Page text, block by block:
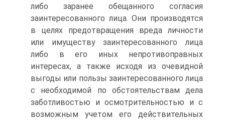
либо заранее обещанного согласия
заинтересованного лица. Они производятся
в целях предотвращения вреда личности
или имуществу заинтересованного лица
либо в его иных непротивоправных
интересах, а также исходя из очевидной
выгоды или пользы заинтересованного лица
с необходимой по обстоятельствам дела
заботливостью и осмотрительностью и с
возможным учетом его действительных